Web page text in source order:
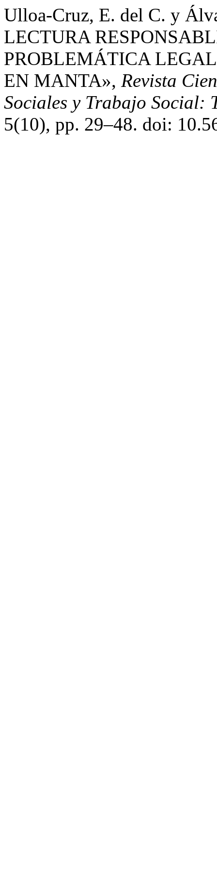
Ulloa-Cruz, E. del C. y
LECTURA
PROBLEMÁTICA
EN MANTA», Revista
Sociales y Trabajo Social:
5(10), pp. 29–48. doi: